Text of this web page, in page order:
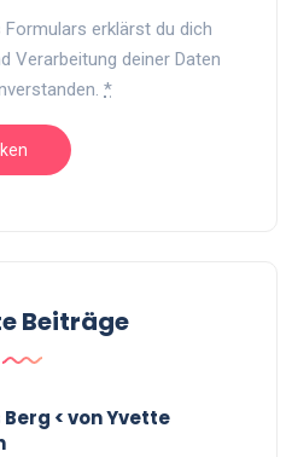
erklärst du dich
Verarbeitung deiner Daten
*
Beiträge
< von Yvette